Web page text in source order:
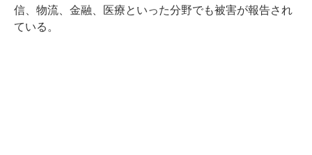
信、物流、金融、医療といった分野でも被害が報告され
ている。